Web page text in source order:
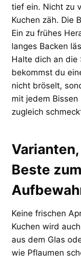
tief ein. Nicht zu
Kuchen zäh. Die
Ein zu frühes
langes Backen
Halte dich an die
bekommst du
nicht bröselt,
mit jedem
zugleich
Beste
Keine frischen
Kuchen wird
aus dem Glas
wie Pflaumen